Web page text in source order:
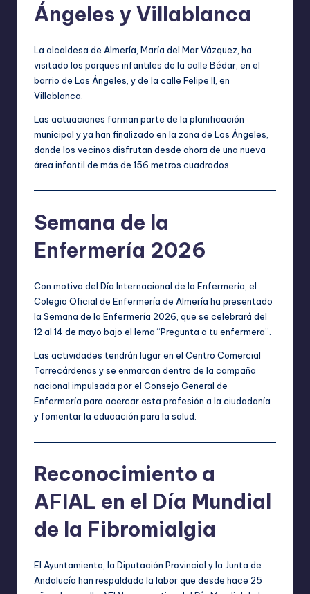
Ángeles y Villablanca
La alcaldesa de Almería, María del Mar Vázquez, ha
visitado los parques infantiles de la calle Bédar, en el
barrio de Los Ángeles, y de la calle Felipe II, en
Villablanca.
Las actuaciones forman parte de la planificación
municipal y ya han finalizado en la zona de Los Ángeles,
donde los vecinos disfrutan desde ahora de una nueva
área infantil de más de 156 metros cuadrados.
Semana de la
Enfermería 2026
Con motivo del Día Internacional de la Enfermería, el
Colegio Oficial de Enfermería de Almería ha presentado
la Semana de la Enfermería 2026, que se celebrará del
12 al 14 de mayo bajo el lema “Pregunta a tu enfermera”.
Las actividades tendrán lugar en el Centro Comercial
Torrecárdenas y se enmarcan dentro de la campaña
nacional impulsada por el Consejo General de
Enfermería para acercar esta profesión a la ciudadanía
y fomentar la educación para la salud.
Reconocimiento a
AFIAL en el Día Mundial
de la Fibromialgia
El Ayuntamiento, la Diputación Provincial y la Junta de
Andalucía han respaldado la labor que desde hace 25